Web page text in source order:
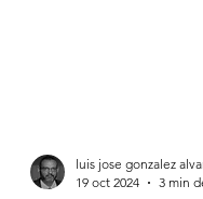
luis jose gonzalez
19 oct 2024
3 min